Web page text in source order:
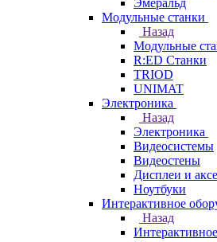
Эмеральд
Модульные станки
Назад
Модульные
R:ED Станки
TRIOD
UNIMAT
Электроника
Назад
Электроника
Видеосистемы
Видеостены
Дисплеи и
Ноутбуки
Интерактивное
Назад